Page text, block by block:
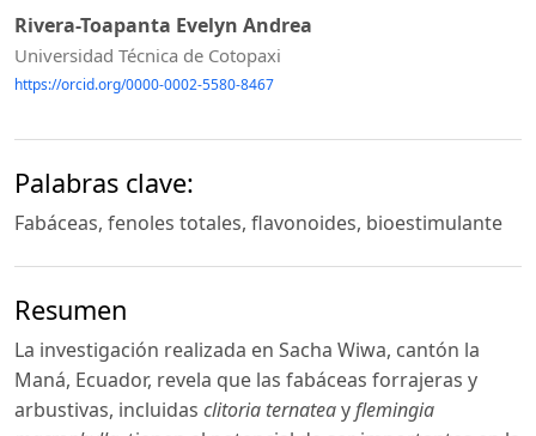
Rivera-Toapanta Evelyn Andrea
Universidad Técnica de Cotopaxi
https://orcid.org/0000-0002-5580-8467
Palabras clave:
Fabáceas, fenoles totales, flavonoides, bioestimulante
Resumen
La investigación realizada en Sacha Wiwa, cantón la
Maná, Ecuador, revela que las fabáceas forrajeras y
arbustivas, incluidas clitoria ternateayflemingia